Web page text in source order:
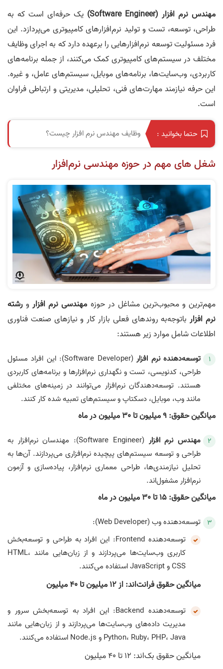
مهندس نرم‌ افزار (Software Engineer)
یک حرفه‌ای است که به
طراحی، توسعه، تست و تولید نرم‌افزارهای کامپیوتری می‌پردازد. این
فرد مسئولیت توسعه نرم‌افزارهایی را برعهده دارد که به اجرای وظایف
مختلف در سیستم‌های کامپیوتری کمک می‌کنند، از جمله برنامه‌های
کاربردی، وب‌سایت‌ها، برنامه‌های موبایل، سیستم‌های عامل، و غیره.
این حرفه نیازمند مهارت‌های فنی، تحلیلی، مدیریتی و ارتباطی فراوان
است.
حتما بخوانید : وظایف مهندس نرم افزار چیست؟
شغل‌ های مهم در حوزه مهندسی نرم‌افزار
مهم‌ترین و محبوب‌ترین مشاغل در حوزه مهندسی نرم‌ افزارو رشته
نرم‌ افزارباتوجه‌به روندهای فعلی بازار کار و نیازهای صنعت فناوری
اطلاعات شامل موارد زیر هستند:
توسعه‌دهنده نرم‌ افزار
(Software Developer): این افراد مسئول
طراحی، کدنویسی، تست و نگهداری نرم‌افزارها و برنامه‌های کاربردی
هستند. توسعه‌دهندگان نرم‌افزار می‌توانند در زمینه‌های مختلفی
مانند وب، موبایل، دسکتاپ و سیستم‌های تعبیه شده کار کنند.
میانگین حقوق: 9 میلیون تا 30 میلیون در ماه
مهندس نرم‌ افزار
(Software Engineer): مهندسان نرم‌افزار به
طراحی و توسعه سیستم‌های پیچیده نرم‌افزاری می‌پردازند. آن‌ها به
تحلیل نیازمندی‌ها، طراحی معماری نرم‌افزار، پیاده‌سازی و آزمون
نرم‌افزار مشغول‌اند.
میانگین حقوق: 15 تا 30 میلیون در ماه
توسعه‌دهنده وب (Web Developer):
توسعه‌دهنده Frontend: این افراد به طراحی و توسعه‌بخش
کاربری وب‌سایت‌ها می‌پردازند و از زبان‌هایی مانند HTML،
CSS و JavaScript استفاده می‌کنند.
میانگین حقوق فرانت‌اند: از 12 میلیون تا 40 میلیون
توسعه‌دهنده Backend: این افراد به توسعه‌بخش سرور و
مدیریت داده‌های وب‌سایت‌ها می‌پردازند و از زبان‌هایی مانند
Python، Ruby، PHP، Java و Node.js استفاده می‌کنند.
میانگین حقوق بک‌اند: 12 تا 40 میلیون